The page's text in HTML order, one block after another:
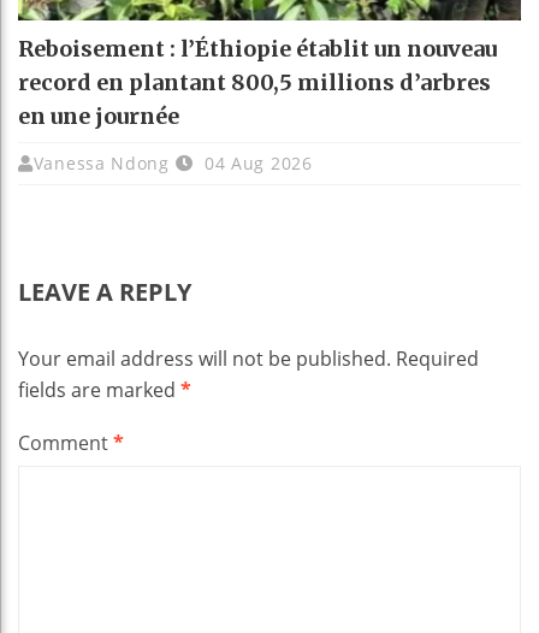
Reboisement : l’Éthiopie établit un nouveau
record en plantant 800,5 millions d’arbres
en une journée
Vanessa Ndong 04 Aug 2026
LEAVE A REPLY
Your email address will not be published. Required
fields are marked *
Comment*